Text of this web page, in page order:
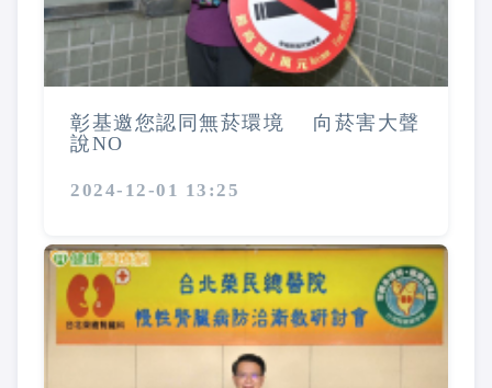
彰基邀您認同無菸環境 向菸害大聲
說NO
2024-12-01 13:25